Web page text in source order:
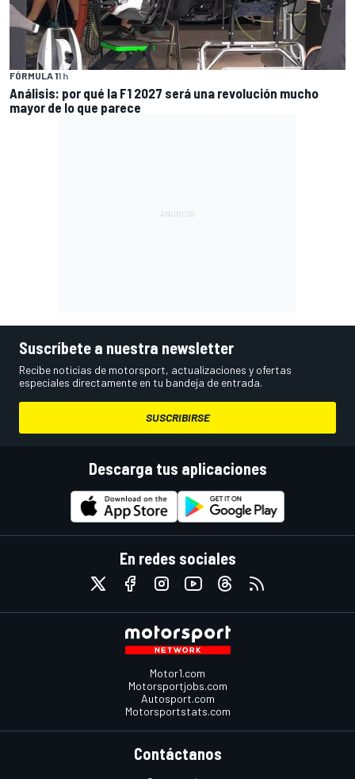
FÓRMULA 11 h
Análisis: por qué la F1 2027 será una revolución mucho
mayor de lo que parece
Suscríbete a nuestra newsletter
Recibe noticias de motorsport, actualizaciones y ofertas
especiales directamente en tu bandeja de entrada.
SUSCRIBIRSE
Descarga tus aplicaciones
En redes sociales
Motor1.com
Motorsportjobs.com
Autosport.com
Motorsportstats.com
Contáctanos